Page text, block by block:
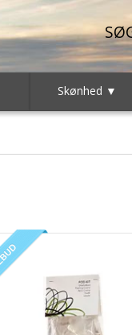
Skønhed ▼